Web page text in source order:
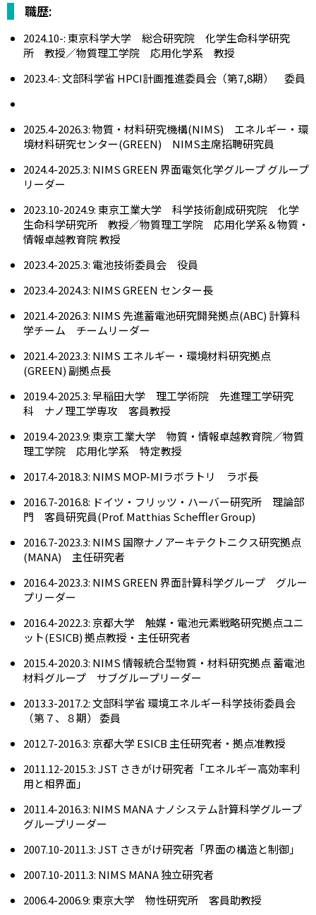
職歴:
2024.10-: 東京科学大学 総合研究院 化学生命科学研究
所 教授／物質理工学院 応用化学系 教授
2023.4-: 文部科学省 HPCI計画推進委員会（第7,8期） 委員
2025.4-2026.3: 物質・材料研究機構(NIMS) エネルギー・環
境材料研究センター(GREEN) NIMS主席招聘研究員
2024.4-2025.3: NIMS GREEN 界面電気化学グループ グループ
リーダー
2023.10-2024.9: 東京工業大学 科学技術創成研究院 化学
生命科学研究所 教授／物質理工学院 応用化学系＆物質・
情報卓越教育院 教授
2023.4-2025.3: 電池技術委員会 役員
2023.4-2024.3: NIMS GREEN センター長
2021.4-2026.3: NIMS 先進蓄電池研究開発拠点(ABC) 計算科
学チーム チームリーダー
2021.4-2023.3: NIMS エネルギー・環境材料研究拠点
(GREEN) 副拠点長
2019.4-2025.3: 早稲田大学 理工学術院 先進理工学研究
科 ナノ理工学専攻 客員教授
2019.4-2023.9: 東京工業大学 物質・情報卓越教育院／物質
理工学院 応用化学系 特定教授
2017.4-2018.3: NIMS MOP-MIラボラトリ ラボ長
2016.7-2016.8: ドイツ・フリッツ・ハーバー研究所 理論部
門 客員研究員(Prof. Matthias Scheffler Group)
2016.7-2023.3: NIMS 国際ナノアーキテクトニクス研究拠点
(MANA) 主任研究者
2016.4-2023.3: NIMS GREEN 界面計算科学グループ グルー
プリーダー
2016.4-2022.3: 京都大学 触媒・電池元素戦略研究拠点ユニ
ット(ESICB) 拠点教授・主任研究者
2015.4-2020.3: NIMS 情報統合型物質・材料研究拠点 蓄電池
材料グループ サブグループリーダー
2013.3-2017.2: 文部科学省 環境エネルギー科学技術委員会
（第７、８期） 委員
2012.7-2016.3: 京都大学 ESICB 主任研究者・拠点准教授
2011.12-2015.3: JST さきがけ研究者「エネルギー高効率利
用と相界面」
2011.4-2016.3: NIMS MANA ナノシステム計算科学グループ
グループリーダー
2007.10-2011.3: JST さきがけ研究者「界面の構造と制御」
2007.10-2011.3: NIMS MANA 独立研究者
2006.4-2006.9: 東京大学 物性研究所 客員助教授